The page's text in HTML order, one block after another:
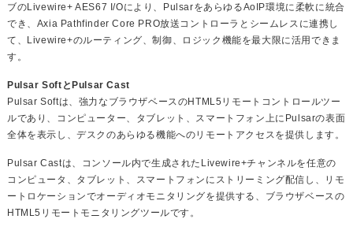
ブのLivewire+ AES67 I/Oにより、PulsarをあらゆるAoIP環境に柔軟に統合
でき、Axia Pathfinder Core PRO放送コントローラとシームレスに連携し
て、Livewire+のルーティング、制御、ロジック機能を最大限に活用できま
す。
Pulsar SoftとPulsar Cast
Pulsar Softは、強力なブラウザベースのHTML5リモートコントロールツー
ルであり、コンピューター、タブレット、スマートフォン上にPulsarの表面
全体を表示し、デスクのあらゆる機能へのリモートアクセスを提供します。
Pulsar Castは、コンソール内で生成されたLivewire+チャンネルを任意の
コンピュータ、タブレット、スマートフォンにストリーミング配信し、リモ
ートロケーションでオーディオモニタリングを提供する、ブラウザベースの
HTML5リモートモニタリングツールです。